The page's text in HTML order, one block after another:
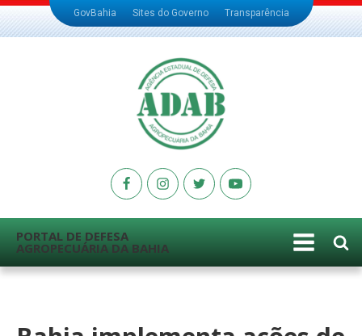
GovBahia Sites do Governo Transparência
PORTAL DE DEFESA
AGROPECUÁRIA DA BAHIA